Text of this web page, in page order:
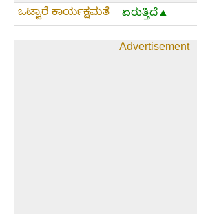
ಒಟ್ಟಾರೆ ಕಾರ್ಯಕ್ಷಮತೆ
ಏರುತ್ತಿದೆ▲
Advertisement